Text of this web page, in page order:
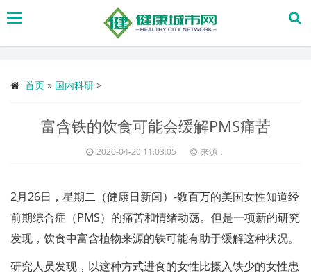
搜
首页 » 国内科研 >
富含铁的饮食可能会缓解PMS痛苦
2020-04-20 11:03:05 来源：
2月26日，星期二（健康日新闻）-数百万的美国女性知道经
前期综合症（PMS）的痛苦和情绪动荡。但是一项新的研究
发现，饮食中富含植物来源的铁可能有助于缓解这种状况。
研究人员发现，以这种方式进食的女性比摄入铁少的女性患